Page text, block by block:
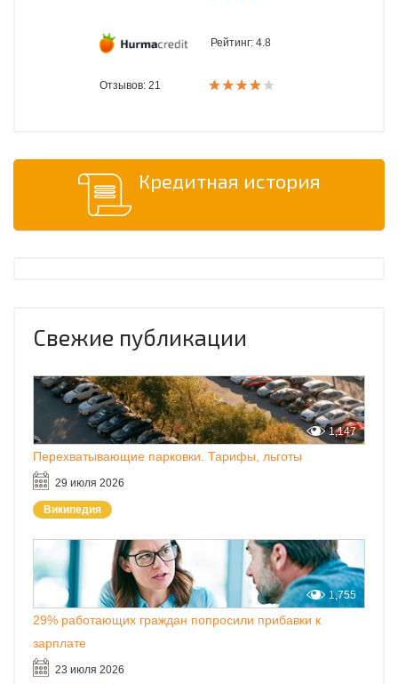
Рейтинг: 4.8
Отзывов: 21
Кредитная история
Свежие публикации
Перехватывающие парковки. Тарифы, льготы
29 июля 2026
1,147
Википедия
29% работающих граждан попросили прибавки к
зарплате
23 июля 2026
1,755